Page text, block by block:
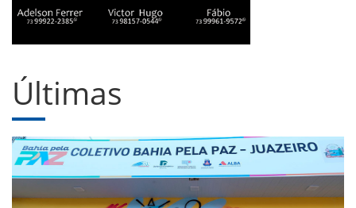
Últimas